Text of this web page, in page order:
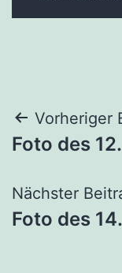
Vorheriger
Foto des
Nächster
Foto des